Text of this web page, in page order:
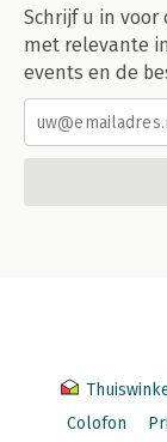
Schrijf u in
met relevante
events en de
Colofon